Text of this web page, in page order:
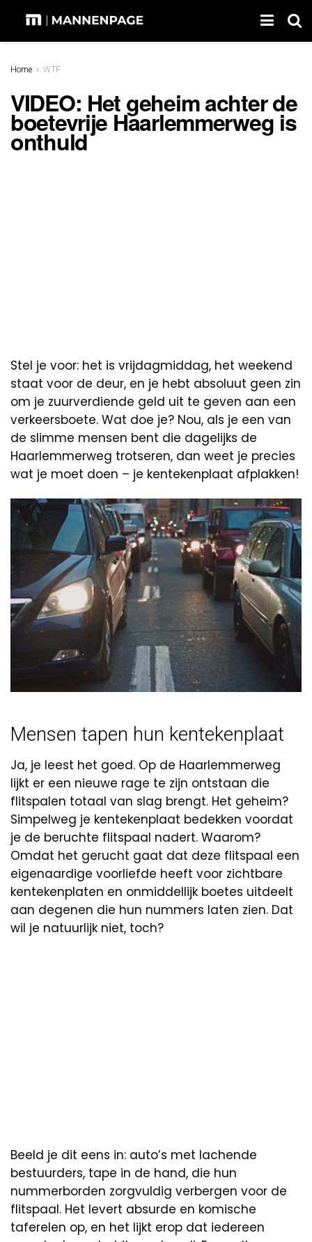
Home WTF
VIDEO: Het geheim achter de
boetevrije Haarlemmerweg is
onthuld
Stel je voor: het is vrijdagmiddag, het weekend
staat voor de deur, en je hebt absoluut geen zin
om je zuurverdiende geld uit te geven aan een
verkeersboete. Wat doe je? Nou, als je een van
de slimme mensen bent die dagelijks de
Haarlemmerweg trotseren, dan weet je precies
wat je moet doen – je kentekenplaat afplakken!
Mensen tapen hun kentekenplaat
Ja, je leest het goed. Op de Haarlemmerweg
lijkt er een nieuwe rage te zijn ontstaan die
flitspalen totaal van slag brengt. Het geheim?
Simpelweg je kentekenplaat bedekken voordat
je de beruchte flitspaal nadert. Waarom?
Omdat het gerucht gaat dat deze flitspaal een
eigenaardige voorliefde heeft voor zichtbare
kentekenplaten en onmiddellijk boetes uitdeelt
aan degenen die hun nummers laten zien. Dat
wil je natuurlijk niet, toch?
Beeld je dit eens in: auto’s met lachende
bestuurders, tape in de hand, die hun
nummerborden zorgvuldig verbergen voor de
flitspaal. Het levert absurde en komische
taferelen op, en het lijkt erop dat iedereen